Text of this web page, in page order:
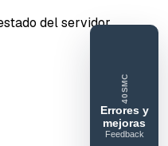
del servidor.
40SMC
Errores y
mejoras
Feedback